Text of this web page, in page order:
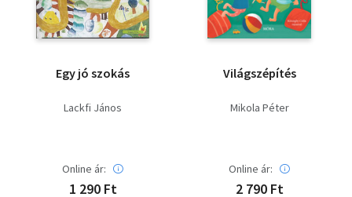
Egy jó szokás
Lackfi János
Online ár:
1 290 Ft
Világszépítés
Mikola Péter
Online ár:
2 790 Ft